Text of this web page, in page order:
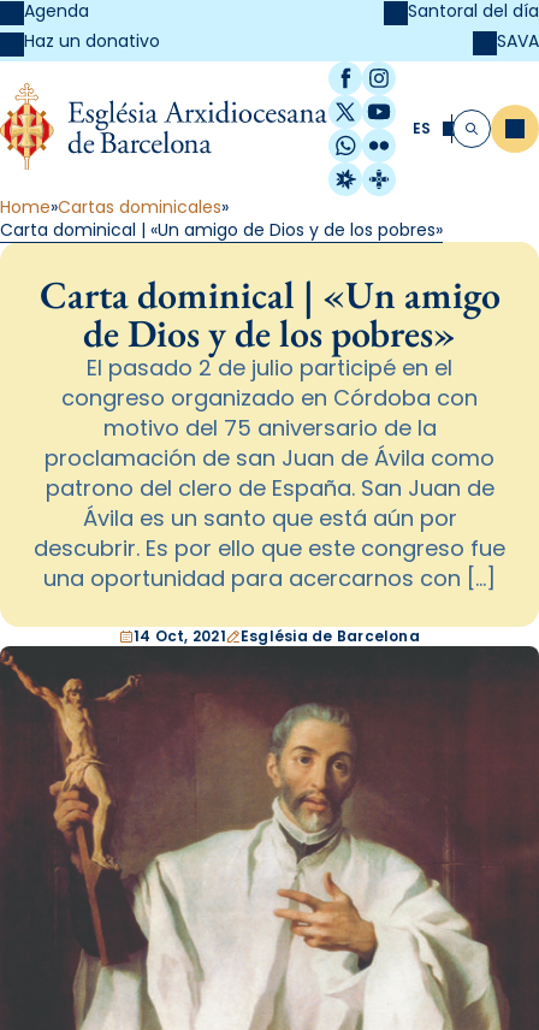
Agenda
Haz un donativo
Santoral del día
SAVA
Facebook
Instagram
X / Twitter
YouTube
WhatsApp
Flickr
Radio Estel
Catalunya
ES Buscar
Home Cartas dominicales
Carta dominical | «Un amigo de Dios y de los pobres»
Carta dominical | «Un amigo
de Dios y de los pobres»
El pasado 2 de julio participé en el
congreso organizado en Córdoba con
motivo del 75 aniversario de la
proclamación de san Juan de Ávila como
patrono del clero de España. San Juan de
Ávila es un santo que está aún por
descubrir. Es por ello que este congreso fue
una oportunidad para acercarnos con […]
14 Oct, 2021 Església de Barcelona